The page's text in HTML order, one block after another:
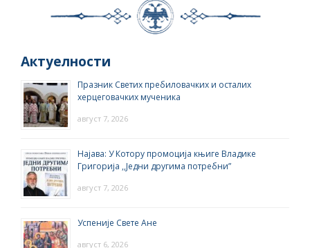
Актуелности
Празник Светих пребиловачких и осталих
херцеговачких мученика
август 7, 2026
Најава: У Котору промоција књиге Владике
Григорија ,,Једни другима потребни”
август 7, 2026
Успеније Свете Ане
август 6, 2026